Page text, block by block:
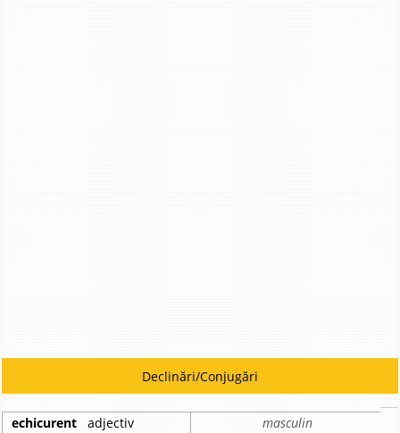
Declinări/Conjugări
echicurent adjectiv
masculin